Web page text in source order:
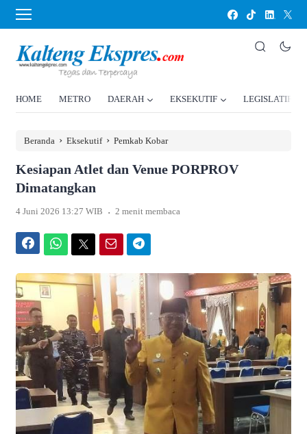
HOME METRO DAERAH EKSEKUTIF LEGISLATIF
Beranda › Eksekutif › Pemkab Kobar
Kesiapan Atlet dan Venue PORPROV
Dimatangkan
4 Juni 2026 13:27 WIB . 2 menit membaca